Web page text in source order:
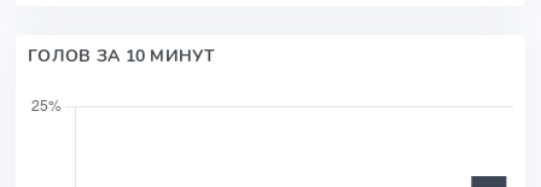
ГОЛОВ ЗА 10 МИНУТ